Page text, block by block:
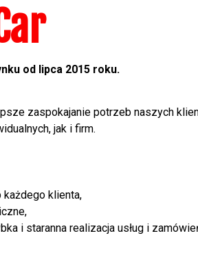
od lipca 2015 roku.
zaspokajanie potrzeb naszych
jak i firm.
klienta,
i staranna realizacja usług i